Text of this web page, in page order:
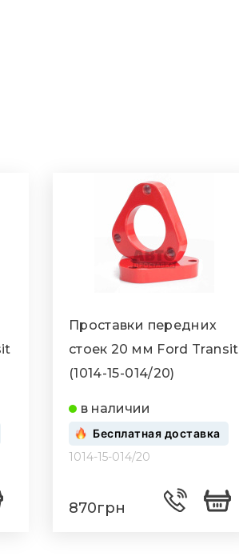
Проставки передних
стоек 20 мм Ford Transit
(1014-15-014/20)
в наличии
Бесплатная доставка
1014-15-014/20
870грн